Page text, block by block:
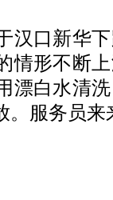
口新华下
情形不断
漂白水清
。服务员